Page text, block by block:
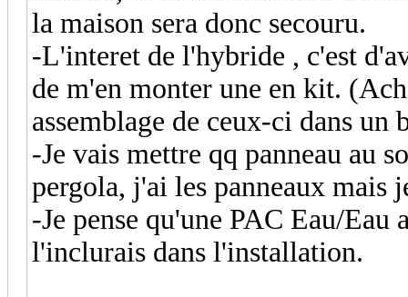
la maison sera donc secouru.
-L'interet de l'hybride , c'est
de m'en monter une en kit.
assemblage de ceux-ci dans
-Je vais mettre qq panneau au
pergola, j'ai les panneaux mais
-Je pense qu'une PAC Eau/
l'inclurais dans l'installation.